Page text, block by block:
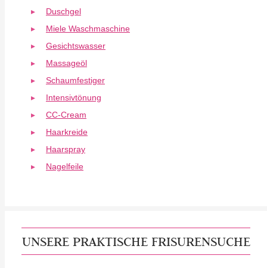
Duschgel
Miele Waschmaschine
Gesichtswasser
Massageöl
Schaumfestiger
Intensivtönung
CC-Cream
Haarkreide
Haarspray
Nagelfeile
UNSERE PRAKTISCHE FRISURENSUCHE